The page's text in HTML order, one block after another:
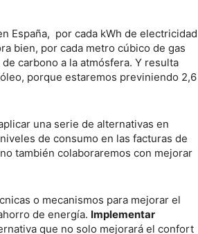
España, por cada kWh de electricidad
bien, por cada metro cúbico de gas
carbono a la atmósfera. Y resulta
porque estaremos previniendo 2,6
una serie de alternativas en
de consumo en las facturas de
también colaboraremos con mejorar
o mecanismos para mejorar el
de energía. Implementar
que no solo mejorará el confort